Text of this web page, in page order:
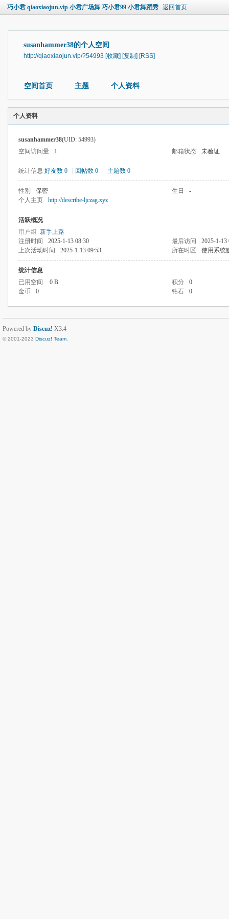
巧小君 qiaoxiaojun.vip 小君广场舞 巧小君99 小君舞蹈秀 返回首页
susanhammer38的个人空间
http://qiaoxiaojun.vip/?54993 [收藏] [复制] [RSS]
空间首页 主题 个人资料
个人资料
susanhammer38(UID: 54993)
空间访问量
1 邮箱状态 未验证
统计信息 好友数 0 回帖数 0 主题数 0
性别 保密 生日
-
个人主页
http://describe-ljczag.xyz
活跃概况
用户组 新手上路
注册时间
2025-1-13 08:30 最后访问
2025-1-13
上次活动时间
2025-1-13 09:53 所在时区 使用系统
统计信息
已用空间
0 B 积分
0
金币
0 钻石 0
Powered by Discuz! X3.4
© 2001-2023 Discuz! Team